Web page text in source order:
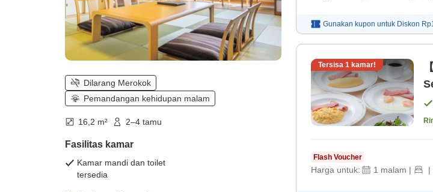
Dilarang Merokok
Pemandangan kehidupan malam
16,2 m² 2–4 tamu
Fasilitas kamar
Kamar mandi dan toilet
tersedia
Gunakan kupon untuk Diskon
Tersisa 1 kamar!
Flash Voucher
Harga untuk: 1 malam | |